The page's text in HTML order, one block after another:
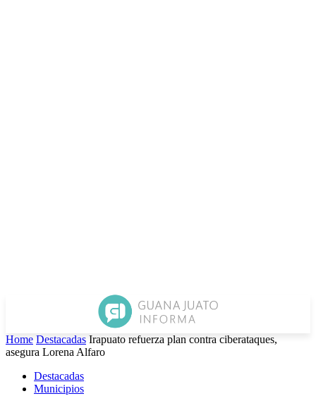
Home Destacadas Irapuato refuerza plan contra ciberataques,
asegura Lorena Alfaro
Destacadas
Municipios